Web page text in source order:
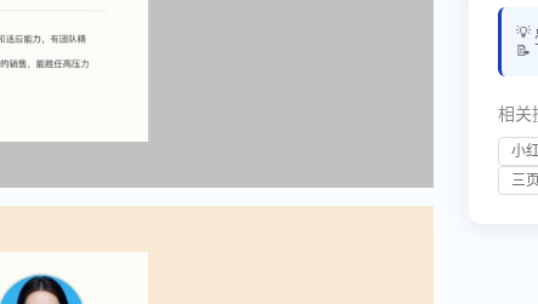
💡
📝
相关
小
三